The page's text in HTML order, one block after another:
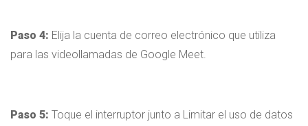
Paso 4: Elija la cuenta de correo electrónico que utiliza
para las videollamadas de Google Meet.
Paso 5: Toque el interruptor junto a Limitar el uso de datos